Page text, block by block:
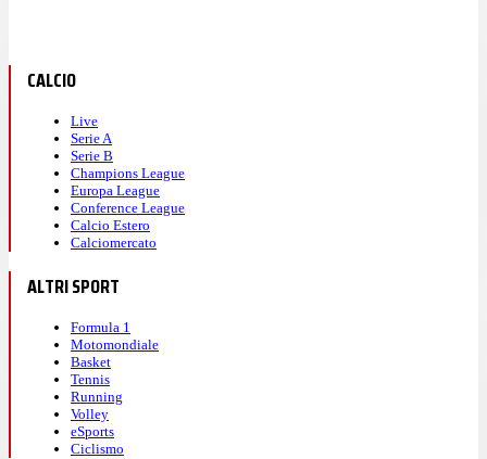
CALCIO
Live
Serie A
Serie B
Champions League
Europa League
Conference League
Calcio Estero
Calciomercato
ALTRI SPORT
Formula 1
Motomondiale
Basket
Tennis
Running
Volley
eSports
Ciclismo